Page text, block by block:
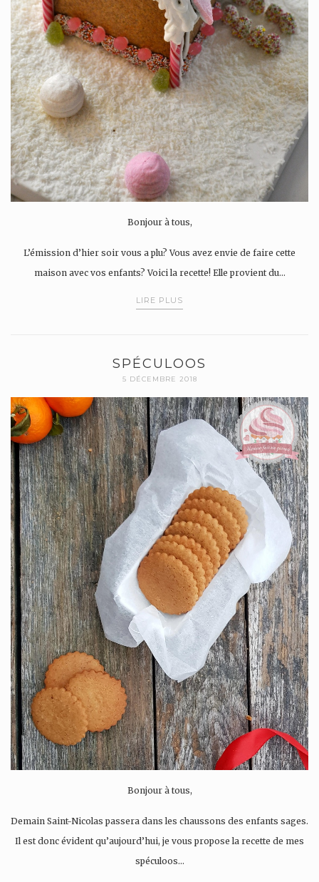
Bonjour à tous,
L’émission d’hier soir vous a plu? Vous avez envie de faire cette
maison avec vos enfants? Voici la recette! Elle provient du…
LIRE PLUS
SPÉCULOOS
5 DÉCEMBRE 2018
Bonjour à tous,
Demain Saint-Nicolas passera dans les chaussons des enfants sages.
Il est donc évident qu’aujourd’hui, je vous propose la recette de mes
spéculoos…